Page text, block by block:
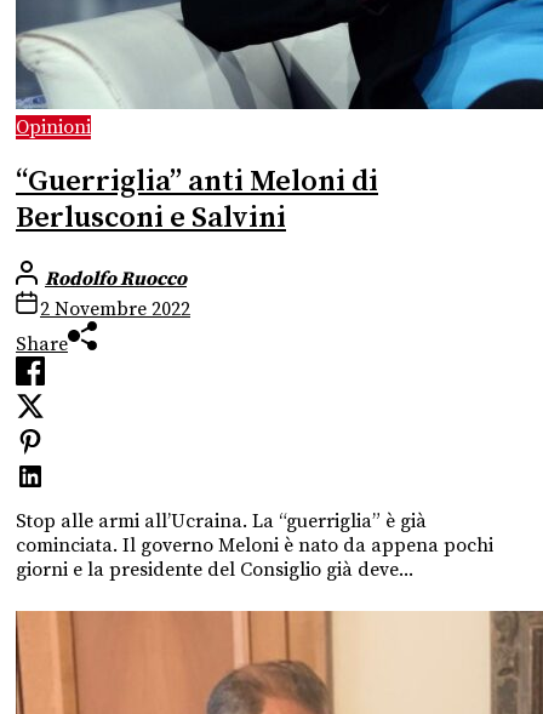
Opinioni
“Guerriglia” anti Meloni di
Berlusconi e Salvini
Rodolfo Ruocco
2 Novembre 2022
Share
Stop alle armi all’Ucraina. La “guerriglia” è già
cominciata. Il governo Meloni è nato da appena pochi
giorni e la presidente del Consiglio già deve...